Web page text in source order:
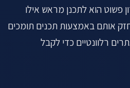
פשוט הוא לתכנן מראש אילו
אותם באמצעות תכנים תומכים
רלוונטיים כדי לקבל